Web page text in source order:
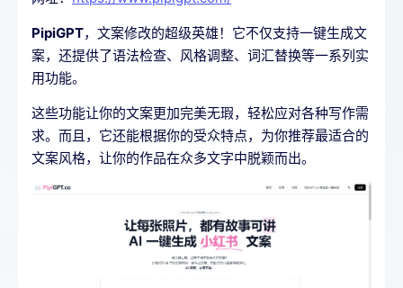
PipiGPT，文案修改的超级英雄！它不仅支持一键生成文
案，还提供了语法检查、风格调整、词汇替换等一系列实
用功能。
这些功能让你的文案更加完美无瑕，轻松应对各种写作需
求。而且，它还能根据你的受众特点，为你推荐最适合的
文案风格，让你的作品在众多文字中脱颖而出。